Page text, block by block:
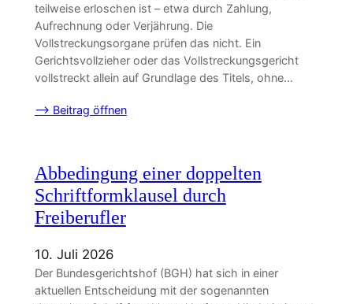
teilweise erloschen ist – etwa durch Zahlung,
Aufrechnung oder Verjährung. Die
Vollstreckungsorgane prüfen das nicht. Ein
Gerichtsvollzieher oder das Vollstreckungsgericht
vollstreckt allein auf Grundlage des Titels, ohne…
–> Beitrag öffnen
Abbedingung einer doppelten
Schriftformklausel durch
Freiberufler
10. Juli 2026
Der Bundesgerichtshof (BGH) hat sich in einer
aktuellen Entscheidung mit der sogenannten